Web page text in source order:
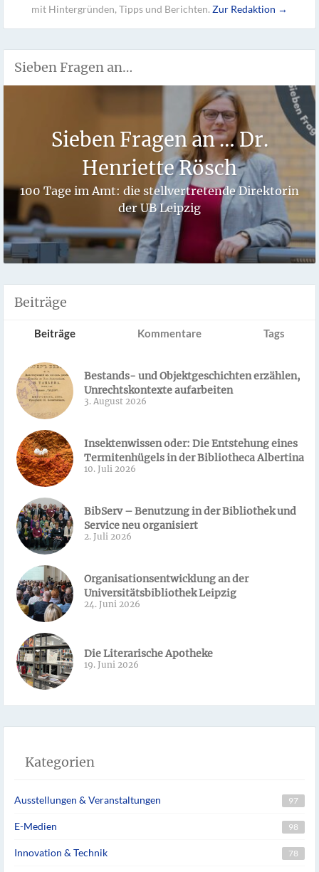
mit Hintergründen, Tipps und Berichten. Zur Redaktion →
Sieben Fragen an…
Sieben Fragen an … Dr.
Henriette Rösch
100 Tage im Amt: die stellvertretende Direktorin
der UB Leipzig
Beiträge
Beiträge Kommentare Tags
Bestands- und Objektgeschichten erzählen,
Unrechtskontexte aufarbeiten
3. August 2026
Insektenwissen oder: Die Entstehung eines
Termitenhügels in der Bibliotheca Albertina
10. Juli 2026
BibServ – Benutzung in der Bibliothek und
Service neu organisiert
2. Juli 2026
Organisationsentwicklung an der
Universitätsbibliothek Leipzig
24. Juni 2026
Die Literarische Apotheke
19. Juni 2026
Kategorien
Ausstellungen & Veranstaltungen 97
E-Medien 98
Innovation & Technik 78